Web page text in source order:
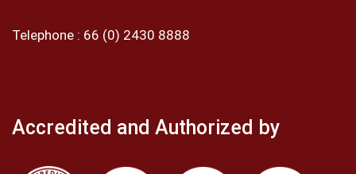
Telephone : 66 (0) 2430 8888
Accredited and Authorized by